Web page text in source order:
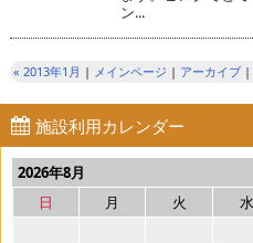
ン...
« 2013年1月 | メインページ | アーカイブ|
施設利用カレンダー
2026年8月
日
月 火 水